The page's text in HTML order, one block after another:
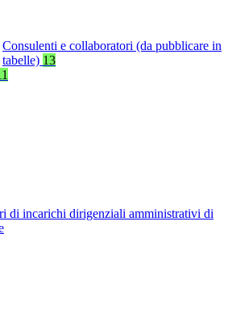
Consulenti e collaboratori (da pubblicare in
tabelle) 13
di incarichi dirigenziali amministrativi di